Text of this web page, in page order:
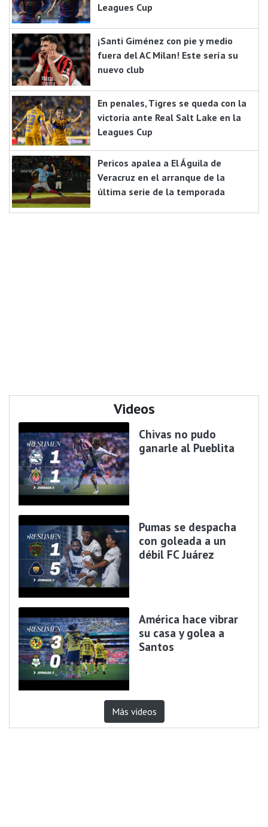
Leagues Cup
¡Santi Giménez con pie y medio
fuera del AC Milan! Este sería su
nuevo club
En penales, Tigres se queda con la
victoria ante Real Salt Lake en la
Leagues Cup
Pericos apalea a El Águila de
Veracruz en el arranque de la
última serie de la temporada
Videos
Chivas no pudo
ganarle al Pueblita
Pumas se despacha
con goleada a un
débil FC Juárez
América hace vibrar
su casa y golea a
Santos
Más videos